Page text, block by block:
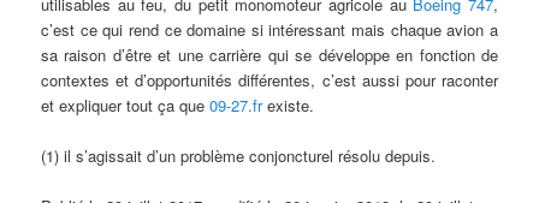
c’est ce qui rend ce domaine si intéressant mais chaque avion a
sa raison d’être et une carrière qui se développe en fonction de
contextes et d’opportunités différentes, c’est aussi pour raconter
et expliquer tout ça que09-27.frexiste.
(1) il s’agissait d’un problème conjoncturel résolu depuis.